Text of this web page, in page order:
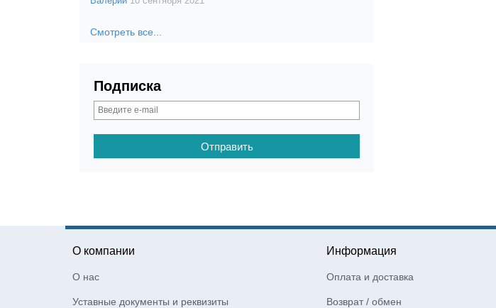
Смотреть все...
Подписка
О компании
О нас
Уставные документы и реквизиты
Информация
Оплата и доставка
Возврат / обмен